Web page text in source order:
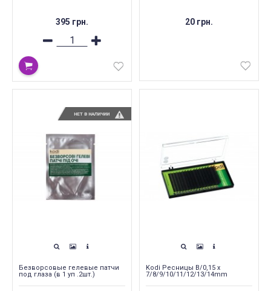
395 грн. 20 грн.
НЕТ В НАЛИЧИИ
Безворсовые гелевые патчи
под глаза (в 1 уп .2шт.)
Kodi Ресницы B/0,15 x
7/8/9/10/11/12/13/14mm